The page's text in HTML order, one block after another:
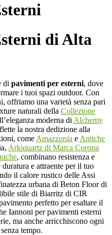
di Alta
di pavimenti per esterni, dove
i tuoi spazi outdoor. Con
offriamo una varietà senza pari
naturali della Collezione
moderna di Alchemy
la nostra dedizione alla
come Amazzonia e Antiche
Arkiquartz di Marca Corona
, combinano resistenza e
e attraente per il tuo
il calore rustico delle Assi
urbana di Beton Floor di
stile di Biarritz di CIR
perfetto per esaltare il
Iannoni per pavimenti esterni
ma anche arricchiscono ogni
tempo.